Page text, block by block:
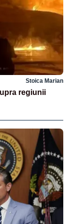
Stoica Marian
regiunii